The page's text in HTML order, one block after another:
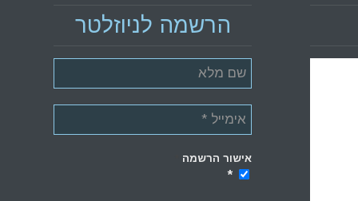
הרשמה לניוזלטר
אישור הרשמה
*